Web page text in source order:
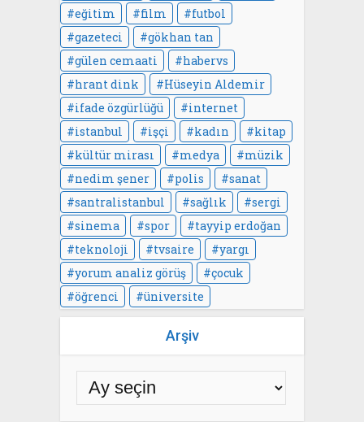
eğitim
film
futbol
gazeteci
gökhan tan
gülen cemaati
habervs
hrant dink
Hüseyin Aldemir
ifade özgürlüğü
internet
istanbul
işçi kadın
kitap
kültür mirası
medya
müzik
nedim şener
polis
sanat
santralistanbul
sağlık
sergi
sinema
spor
tayyip erdoğan
teknoloji
tvsaire
yargı
yorum analiz görüş
çocuk
öğrenci
üniversite
Arşiv